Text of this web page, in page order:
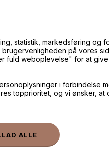
statistik, markedsføring og
på vores
fuld weboplevelse" for at
i forbindelse
topprioritet, og vi ønsker, at
🌟
📦
📱